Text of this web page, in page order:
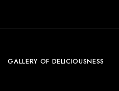
GALLERY OF DELICIOUSNESS